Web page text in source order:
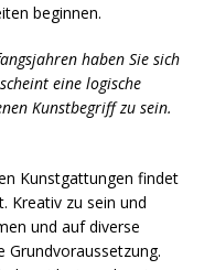
beginnen.
haben Sie sich
eine logische
Kunstbegriff zu sein.
Kunstgattungen findet
Kreativ zu sein und
und auf diverse